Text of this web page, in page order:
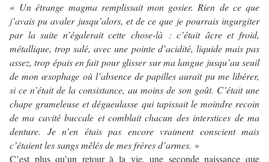
« Un étrange magma remplissait mon gosier. Rien de ce que
j’avais pu avaler jusqu’alors, et de ce que je pourrais ingurgiter
par la suite n’égalerait cette chose-là : c’était âcre et froid,
métallique, trop salé, avec une pointe d’acidité, liquide mais pas
assez, trop épais en fait pour glisser sur ma langue jusqu’au seuil
de mon œsophage où l’absence de papilles aurait pu me libérer,
si ce n’était de la consistance, au moins de son goût. C’était une
chape grumeleuse et dégueulasse qui tapissait le moindre recoin
de ma cavité buccale et comblait chacun des interstices de ma
denture. Je n’en étais pas encore vraiment conscient mais
c’étaient les sangs mêlés de mes frères d’armes. »
C’est plus qu’un retour à la vie, une seconde naissance que